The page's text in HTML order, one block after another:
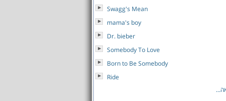
Swagg's Mean
mama's boy
Dr. bieber
Somebody To Love
Born to Be Somebody
Ride